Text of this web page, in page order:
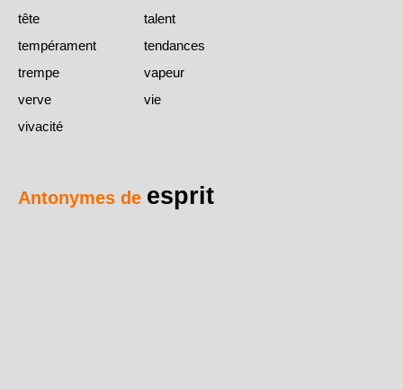
tête
talent
tempérament
tendances
trempe
vapeur
verve
vie
vivacité
Antonymes de esprit